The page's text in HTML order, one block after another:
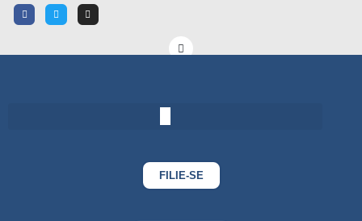
FILIE-SE